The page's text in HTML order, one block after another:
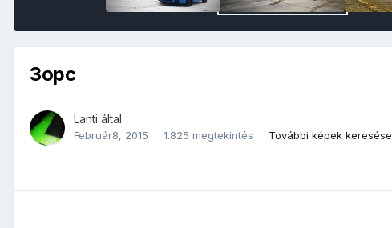
3opc
Lanti által
Február8, 2015 1.825 megtekintés További képek keresése